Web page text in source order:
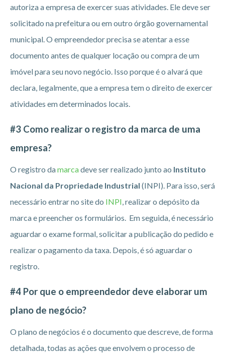
autoriza a empresa de exercer suas atividades. Ele deve ser
solicitado na prefeitura ou em outro órgão governamental
municipal. O empreendedor precisa se atentar a esse
documento antes de qualquer locação ou compra de um
imóvel para seu novo negócio. Isso porque é o alvará que
declara, legalmente, que a empresa tem o direito de exercer
atividades em determinados locais.
#3 Como realizar o registro da marca de uma
empresa?
O registro damarcadeve ser realizado junto ao Instituto
Nacional da Propriedade Industrial (INPI). Para isso, será
necessário entrar no site do INPI, realizar o depósito da
marca e preencher os formulários. Em seguida, é necessário
aguardar o exame formal, solicitar a publicação do pedido e
realizar o pagamento da taxa. Depois, é só aguardar o
registro.
#4 Por que o empreendedor deve elaborar um
plano de negócio?
O plano de negócios é o documento que descreve, de forma
detalhada, todas as ações que envolvem o processo de